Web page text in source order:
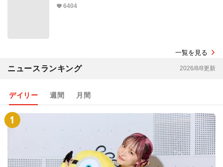
6404
一覧を見る
ニュースランキング 2026/8/8更新
デイリー 週間 月間